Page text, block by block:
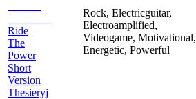
Ride
The
Power
Short
Version
Thesieryj
Rock, Electricguitar,
Electroamplified,
Videogame, Motivational,
Energetic, Powerful